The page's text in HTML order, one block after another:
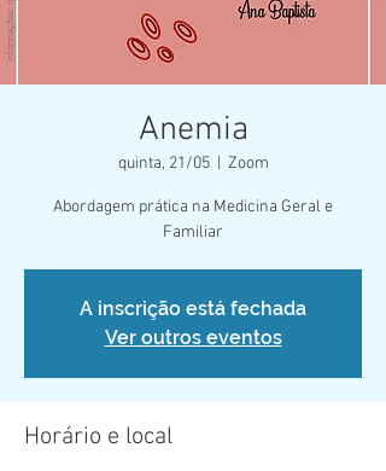
Anemia
quinta, 21/05
  |
Zoom
Abordagem prática na Medicina Geral e
Familiar
A inscrição está fechada
Ver outros eventos
Horário e local